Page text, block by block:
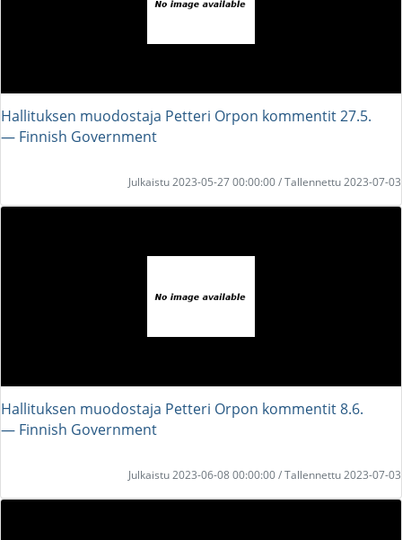
Hallituksen muodostaja Petteri Orpon kommentit 27.5.
― Finnish Government
Julkaistu 2023-05-27 00:00:00 / Tallennettu 2023-07-03
Hallituksen muodostaja Petteri Orpon kommentit 8.6.
― Finnish Government
Julkaistu 2023-06-08 00:00:00 / Tallennettu 2023-07-03